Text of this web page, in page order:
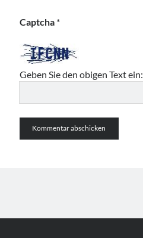
Captcha *
Geben Sie den obigen Text ein: